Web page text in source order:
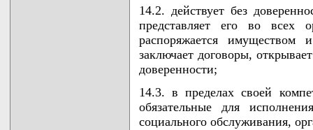
14.2. действует без
представляет его во всех
распоряжается имуществом
заключает договоры,
доверенности;
14.3. в пределах своей
обязательные для
социального обслуживания,